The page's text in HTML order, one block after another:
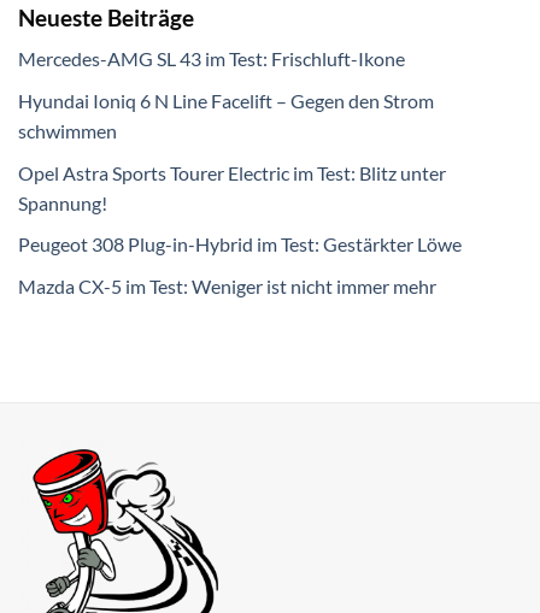
Neueste Beiträge
Mercedes-AMG SL 43 im Test: Frischluft-Ikone
Hyundai Ioniq 6 N Line Facelift – Gegen den Strom
schwimmen
Opel Astra Sports Tourer Electric im Test: Blitz unter
Spannung!
Peugeot 308 Plug-in-Hybrid im Test: Gestärkter Löwe
Mazda CX-5 im Test: Weniger ist nicht immer mehr